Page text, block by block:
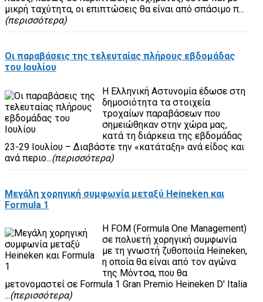
μικρή ταχύτητα, οι επιπτώσεις θα είναι από σπάσιμο π...
(περισσότερα)
Οι παραβάσεις της τελευταίας πλήρους εβδομάδας
του Ιουλίου
Η Ελληνική Αστυνομία έδωσε στη
δημοσιότητα τα στοιχεία
τροχαίων παραβάσεων που
σημειώθηκαν στην χώρα μας,
κατά τη διάρκεια της εβδομάδας
23-29 Ιουλίου – Διαβάστε την «κατάταξη» ανά είδος και
ανά περιο...(περισσότερα)
Μεγάλη χορηγική συμφωνία μεταξύ Heineken και
Formula 1
H FOM (Formula One Management)
σε πολυετή χορηγική συμφωνία
με τη γνωστή ζυθοποιία Heineken,
η οποία θα είναι από τον αγώνα
της Μόντσα, που θα
μετονομαστεί σε Formula 1 Gran Premio Heineken D' Italia
...(περισσότερα)